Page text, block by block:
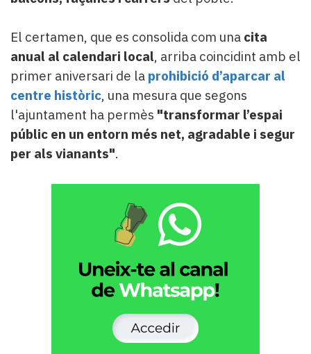
Editorial
El certamen, que es consolida com una cita
anual al calendari local, arriba coincidint amb el
primer aniversari de la prohibició d’aparcar al
centre històric, una mesura que segons
l'ajuntament ha permès "transformar l’espai
públic en un entorn més net, agradable i segur
per als vianants".